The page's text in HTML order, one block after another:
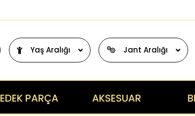
Yaş Aralığı Jant Aralığı
PARÇA AKSESUAR